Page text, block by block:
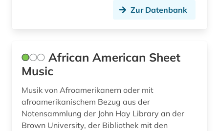
bundesanstalt für arbeitsschutz und
bundesarchiv (1)
burg (1)
Zur Datenbank
African American Sheet
Music
Musik von Afroamerikanern oder mit
afroamerikanischem Bezug aus der
Notensammlung der John Hay Library an der
Brown University, der Bibliothek mit den